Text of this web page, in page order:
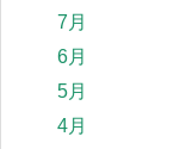
7月
6月
5月
4月